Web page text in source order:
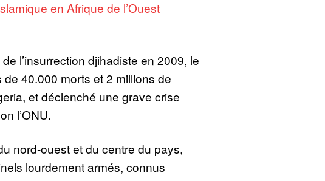
en Afrique de l’Ouest
l’insurrection djihadiste en 2009, le
de 40.000 morts et 2 millions de
et déclenché une grave crise
l’ONU.
nord-ouest et du centre du pays,
lourdement armés, connus